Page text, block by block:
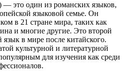
— это один из романских языков,
языковой семье. Он
в 21 стране мира, таких как
и многие другие. Это второй
в мире после китайского.
культурной и литературной
для изучения как среди